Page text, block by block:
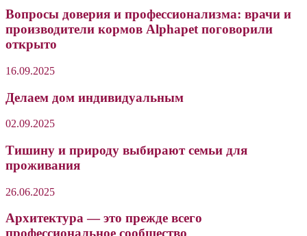
Вопросы доверия и профессионализма: врачи и
производители кормов Alphapet поговорили
открыто
16.09.2025
Делаем дом индивидуальным
02.09.2025
Тишину и природу выбирают семьи для
проживания
26.06.2025
Архитектура — это прежде всего